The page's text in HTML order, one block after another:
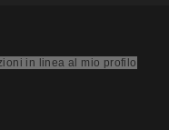
in linea al mio profilo